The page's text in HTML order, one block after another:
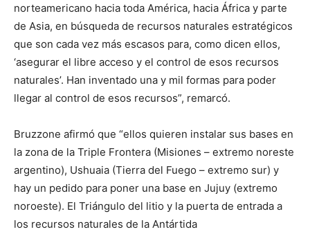
norteamericano hacia toda América, hacia África y parte
de Asia, en búsqueda de recursos naturales estratégicos
que son cada vez más escasos para, como dicen ellos,
‘asegurar el libre acceso y el control de esos recursos
naturales’. Han inventado una y mil formas para poder
llegar al control de esos recursos”, remarcó.
Bruzzone afirmó que “ellos quieren instalar sus bases en
la zona de la Triple Frontera (Misiones – extremo noreste
argentino), Ushuaia (Tierra del Fuego – extremo sur) y
hay un pedido para poner una base en Jujuy (extremo
noroeste). El Triángulo del litio y la puerta de entrada a
los recursos naturales de la Antártida